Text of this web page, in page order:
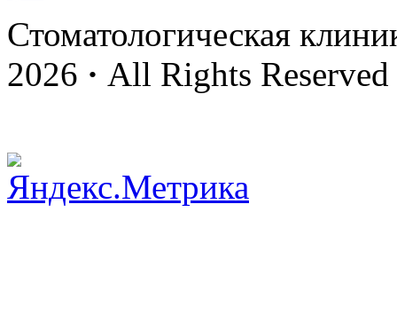
Стоматологическая
2026 · All Rights Reserved